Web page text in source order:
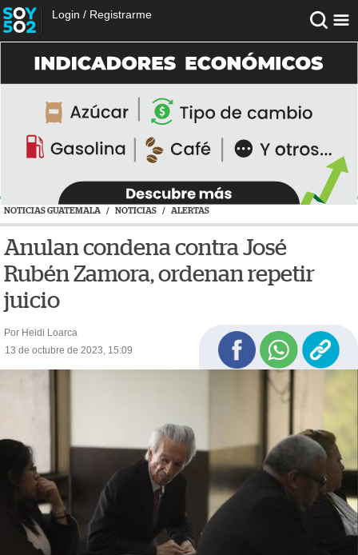
Login / Registrarme
NOTICIAS GUATEMALA / NOTICIAS / ALERTAS
Anulan condena contra José
Rubén Zamora, ordenan repetir
juicio
Por Heidi Loarca
13 de octubre de 2023, 15:09